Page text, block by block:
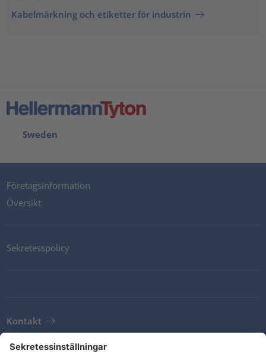
Kabelmärkning och etiketter för industrin
Sweden
Företagsinformation
Översikt
Sekretesspolicy
Kontakt